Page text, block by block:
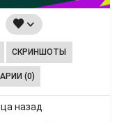
СКРИНШОТЫ
(0)
назад